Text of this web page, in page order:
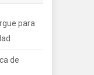
para
de